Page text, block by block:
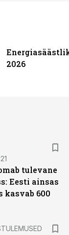
2026
tulevane
Eesti ainsas
kasvab 600